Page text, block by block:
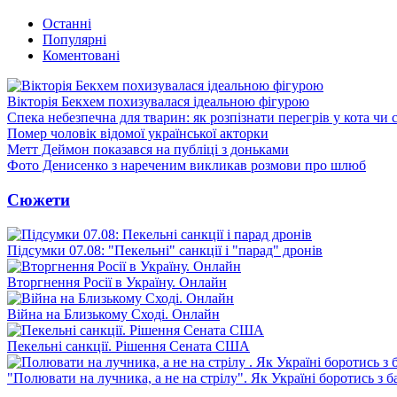
Останні
Популярні
Коментовані
Вікторія Бекхем похизувалася ідеальною фігурою
Спека небезпечна для тварин: як розпізнати перегрів у кота чи
Помер чоловік відомої української акторки
Метт Деймон показався на публіці з доньками
Фото Денисенко з нареченим викликав розмови про шлюб
Сюжети
Підсумки 07.08: "Пекельні" санкції і "парад" дронів
Вторгнення Росії в Україну. Онлайн
Війна на Близькому Сході. Онлайн
Пекельні санкції. Рішення Сената США
"Полювати на лучника, а не на стрілу". Як Україні боротись з